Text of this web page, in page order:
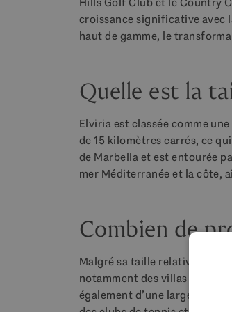
croissance significative avec
haut de gamme, le
Quelle est la
Elviria est classée comme
de 15 kilomètres carrés, ce
de Marbella et est entourée
mer Méditerranée et la côte,
Combien de
Malgré sa taille relativement
notamment des villas
également d’une large